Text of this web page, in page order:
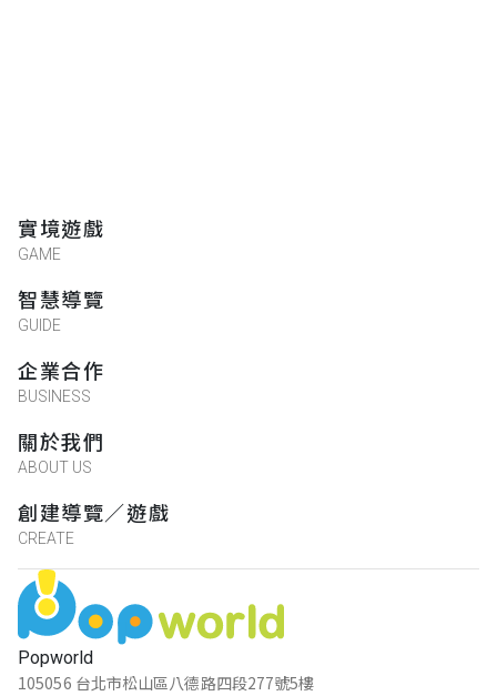
Popworld
105056 台北市松山區八德路四段277號5樓
實境遊戲
GAME
智慧導覽
GUIDE
企業合作
BUSINESS
關於我們
ABOUT US
創建導覽／遊戲
CREATE